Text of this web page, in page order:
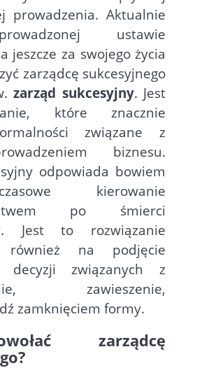
prowadzenia. Aktualnie
ustawie
jeszcze za swojego życia
zarządcę sukcesyjnego
zarząd sukcesyjny. Jest
które znacznie
związane z
biznesu.
odpowiada bowiem
kierowanie
po śmierci
Jest to rozwiązanie
również na podjęcie
decyzji związanych z
zawieszenie,
zamknięciem formy.
zarządcę